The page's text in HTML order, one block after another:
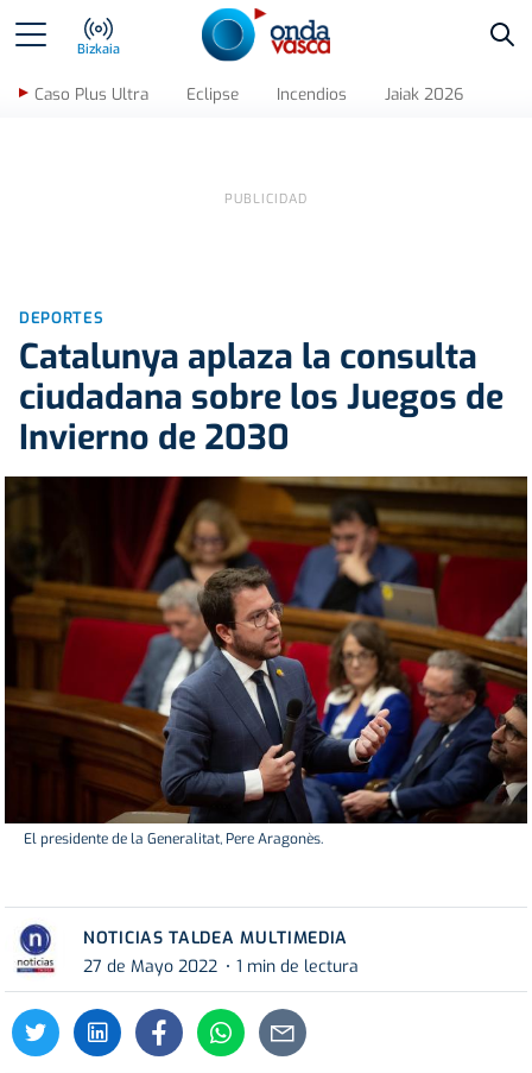
Bizkaia
Caso Plus Ultra Eclipse Incendios Jaiak 2026
DEPORTES
Catalunya aplaza la consulta
ciudadana sobre los Juegos de
Invierno de 2030
El presidente de la Generalitat, Pere Aragonès.
NOTICIAS TALDEA MULTIMEDIA
27 de Mayo 2022
1 min de lectura